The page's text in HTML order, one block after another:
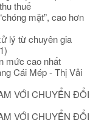
thuế
mặt”, cao hơn
lý từ chuyên gia
mức cao nhất
Cái Mép - Thị Vải
VỚI CHUYỂN ĐỔI
VỚI CHUYỂN ĐỔI